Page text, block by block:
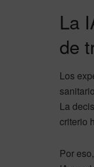
La
de
Los
La
criterio
Por